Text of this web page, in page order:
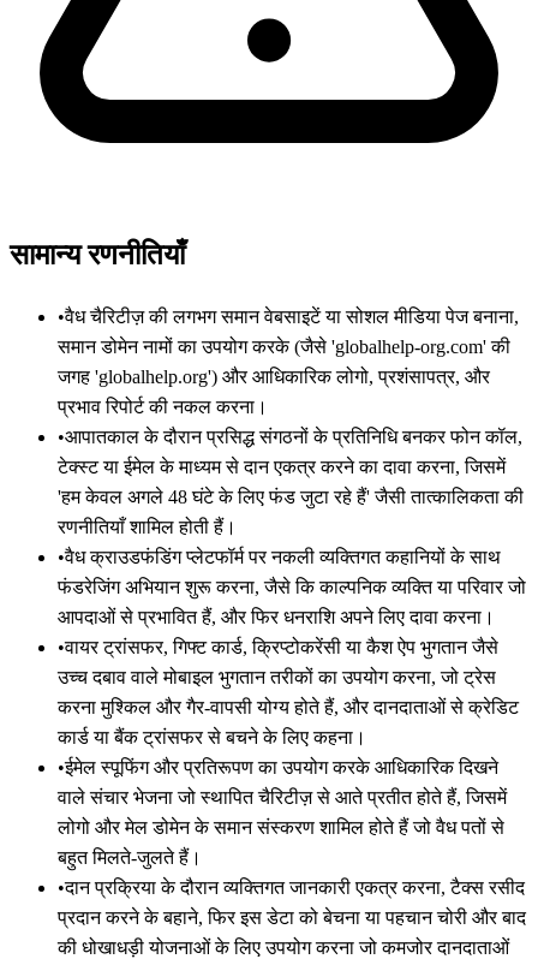
सामान्य रणनीतियाँ
•वैध चैरिटीज़ की लगभग समान वेबसाइटें या सोशल मीडिया पेज बनाना,
समान डोमेन नामों का उपयोग करके (जैसे 'globalhelp-org.com' की
जगह 'globalhelp.org') और आधिकारिक लोगो, प्रशंसापत्र, और
प्रभाव रिपोर्ट की नकल करना।
•आपातकाल के दौरान प्रसिद्ध संगठनों के प्रतिनिधि बनकर फोन कॉल,
टेक्स्ट या ईमेल के माध्यम से दान एकत्र करने का दावा करना, जिसमें
'हम केवल अगले 48 घंटे के लिए फंड जुटा रहे हैं' जैसी तात्कालिकता की
रणनीतियाँ शामिल होती हैं।
•वैध क्राउडफंडिंग प्लेटफॉर्म पर नकली व्यक्तिगत कहानियों के साथ
फंडरेजिंग अभियान शुरू करना, जैसे कि काल्पनिक व्यक्ति या परिवार जो
आपदाओं से प्रभावित हैं, और फिर धनराशि अपने लिए दावा करना।
•वायर ट्रांसफर, गिफ्ट कार्ड, क्रिप्टोकरेंसी या कैश ऐप भुगतान जैसे
उच्च दबाव वाले मोबाइल भुगतान तरीकों का उपयोग करना, जो ट्रेस
करना मुश्किल और गैर-वापसी योग्य होते हैं, और दानदाताओं से क्रेडिट
कार्ड या बैंक ट्रांसफर से बचने के लिए कहना।
•ईमेल स्पूफिंग और प्रतिरूपण का उपयोग करके आधिकारिक दिखने
वाले संचार भेजना जो स्थापित चैरिटीज़ से आते प्रतीत होते हैं, जिसमें
लोगो और मेल डोमेन के समान संस्करण शामिल होते हैं जो वैध पतों से
बहुत मिलते-जुलते हैं।
•दान प्रक्रिया के दौरान व्यक्तिगत जानकारी एकत्र करना, टैक्स रसीद
प्रदान करने के बहाने, फिर इस डेटा को बेचना या पहचान चोरी और बाद
की धोखाधड़ी योजनाओं के लिए उपयोग करना जो कमजोर दानदाताओं